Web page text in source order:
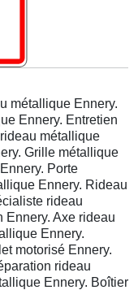
métallique Ennery.
Ennery. Entretien
métallique
Grille métallique
Porte
Ennery. Rideau
rideau
Ennery. Axe rideau
Ennery.
motorisé Ennery.
rideau
Ennery. Boîtier